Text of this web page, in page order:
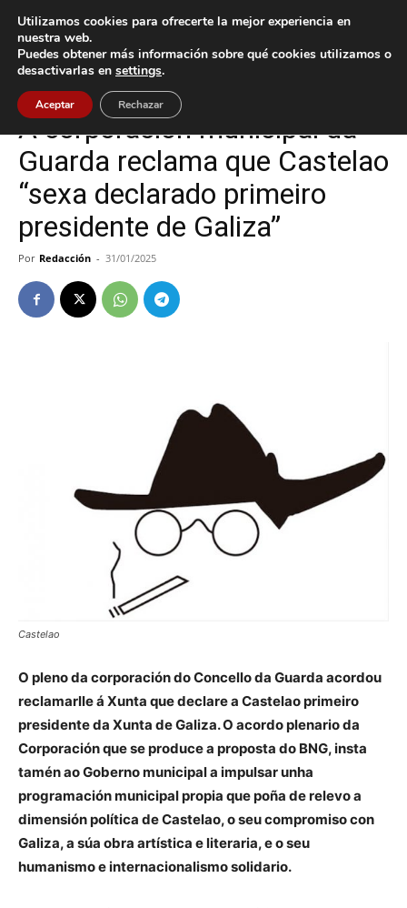
Inicio A Guarda
A Guarda Cultura / Ocio
A corporación municipal da
Guarda reclama que Castelao
“sexa declarado primeiro
presidente de Galiza”
Por Redacción - 31/01/2025
Castelao
O pleno da corporación do Concello da Guarda acordou
reclamarlle á Xunta que declare a Castelao primeiro
presidente da Xunta de Galiza. O acordo plenario da
Corporación que se produce a proposta do BNG, insta
tamén ao Goberno municipal a impulsar unha
programación municipal propia que poña de relevo a
dimensión política de Castelao, o seu compromiso con
Galiza, a súa obra artística e literaria, e o seu
humanismo e internacionalismo solidario.
Utilizamos cookies para ofrecerte la mejor experiencia en
nuestra web.
Puedes obtener más información sobre qué cookies utilizamos o
desactivarlas en settings.
Aceptar Rechazar